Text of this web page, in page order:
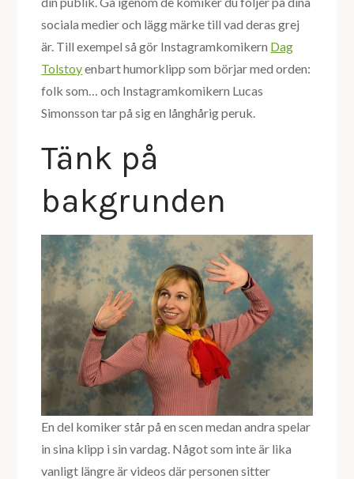
sociala medier och lägg märke till vad deras grej
är. Till exempel så gör Instagramkomikern Dag
Tolstoyenbart humorklipp som börjar med orden:
folk som… och Instagramkomikern Lucas
Simonsson tar på sig en långhårig peruk.
Tänk på
bakgrunden
En del komiker står på en scen medan andra spelar
in sina klipp i sin vardag. Något som inte är lika
vanligt längre är videos där personen sitter